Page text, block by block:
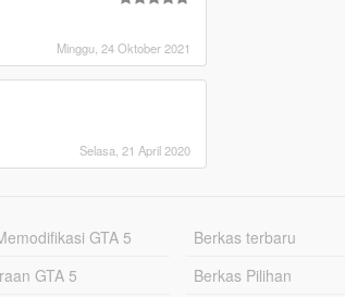
Minggu, 24 Oktober 2021
Selasa, 21 April 2020
GTA 5
GTA 5
Berkas terbaru
Berkas Pilihan